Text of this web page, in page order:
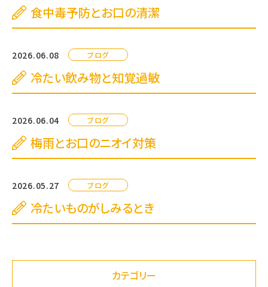
食中毒予防とお口の清潔
2026.06.08 ブログ
冷たい飲み物と知覚過敏
2026.06.04 ブログ
梅雨とお口のニオイ対策
2026.05.27 ブログ
冷たいものがしみるとき
カテゴリー